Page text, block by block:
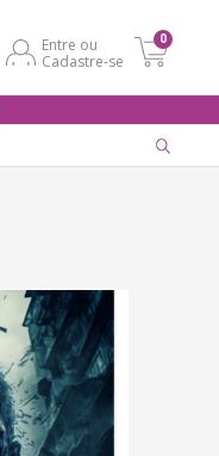
Entre ou
Cadastre-se
0